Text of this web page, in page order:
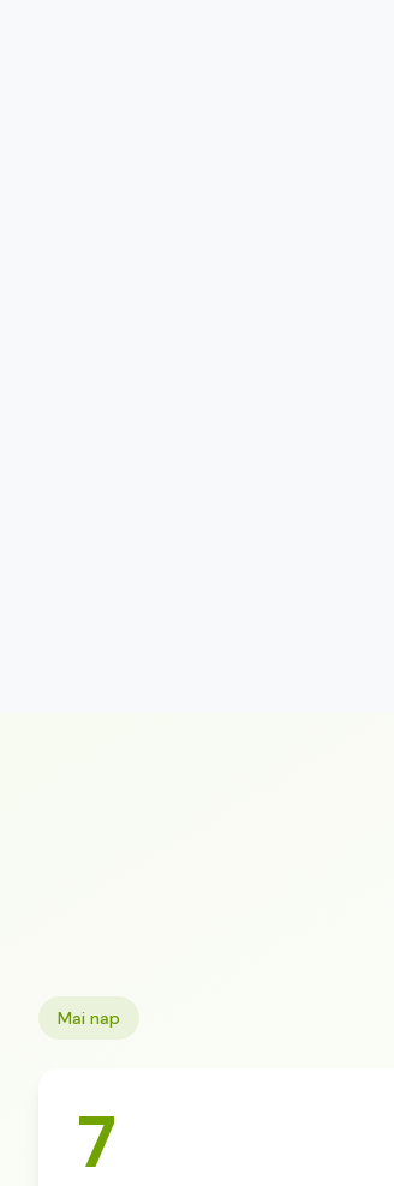
Mai nap
7